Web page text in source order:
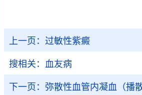
上一页： 过敏性紫癜
搜相关： 血友病
下一页： 弥散性血管内凝血（播